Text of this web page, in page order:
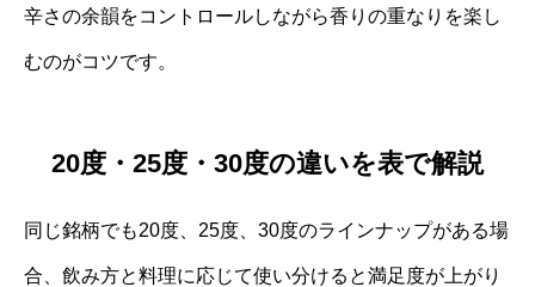
辛さの余韻をコントロールしながら香りの重なりを楽し
むのがコツです。
20度・25度・30度の違いを表で解説
同じ銘柄でも20度、25度、30度のラインナップがある場
合、飲み方と料理に応じて使い分けると満足度が上がり